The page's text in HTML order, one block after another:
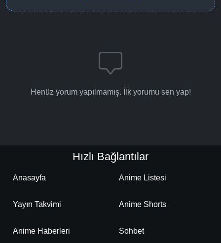
Henüz yorum yapılmamış. İlk yorumu sen yap!
Hızlı Bağlantılar
Anasayfa Anime Listesi
Yayın Takvimi Anime Shorts
Anime Haberleri Sohbet